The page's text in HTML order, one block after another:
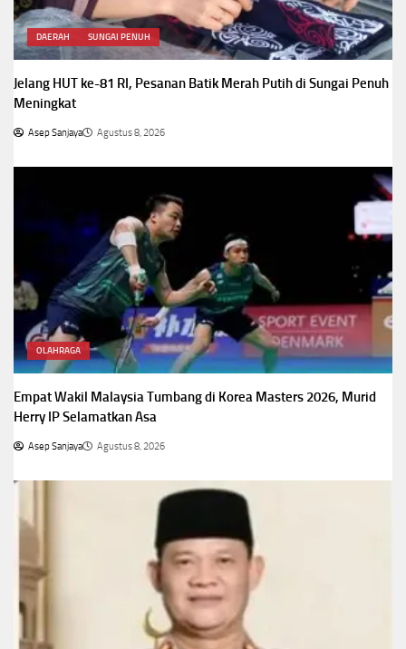
DAERAH SUNGAI PENUH
Jelang HUT ke-81 RI, Pesanan Batik Merah Putih di Sungai Penuh
Meningkat
Asep Sanjaya Agustus 8, 2026
OLAHRAGA
Empat Wakil Malaysia Tumbang di Korea Masters 2026, Murid
Herry IP Selamatkan Asa
Asep Sanjaya Agustus 8, 2026